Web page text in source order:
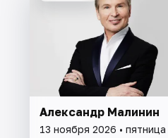
Александр Малинин
13 ноября 2026 • пятница